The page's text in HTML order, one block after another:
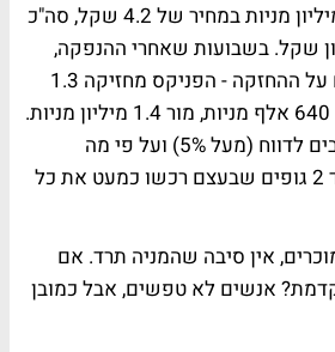
בטראקנט הוקצו 4.8 מיליון מניות במחיר של 4.2 שקל, סה"כ
20 מיליון שקל. בשבועות שאחרי ההנפקה,
חלק מהמוסדיים דיווח על ההחזקה - הפניקס מחזיקה 1.3
מיליון מניות, אקסלנס 640 אלף מניות, מור 1.4 מיליון מניות.
אלה הגופים שהיו חייבים לדווח (מעל 5%) ועל פי מה
שבדקנו יש כנראה עוד 2 גופים שבעצם רכשו כמעט את כל
אין סיבה שהמניה תרד. אם
אנשים לא טפשים, אבל כמובן